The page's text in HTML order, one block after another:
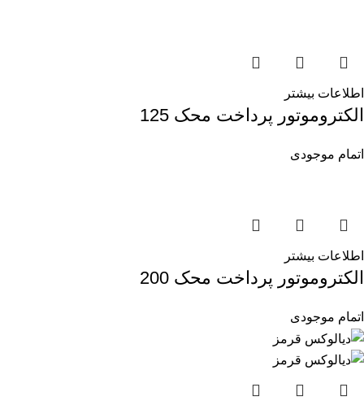
اطلاعات بیشتر
الکتروموتور پرداخت محک 125
اتمام موجودی
اطلاعات بیشتر
الکتروموتور پرداخت محک 200
اتمام موجودی